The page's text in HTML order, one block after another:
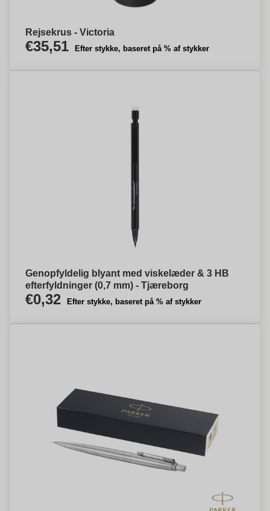
Rejsekrus - Victoria
€35,51 Efter stykke, baseret på % af stykker
Genopfyldelig blyant med viskelæder & 3 HB
efterfyldninger (0,7 mm) - Tjæreborg
€0,32 Efter stykke, baseret på % af stykker